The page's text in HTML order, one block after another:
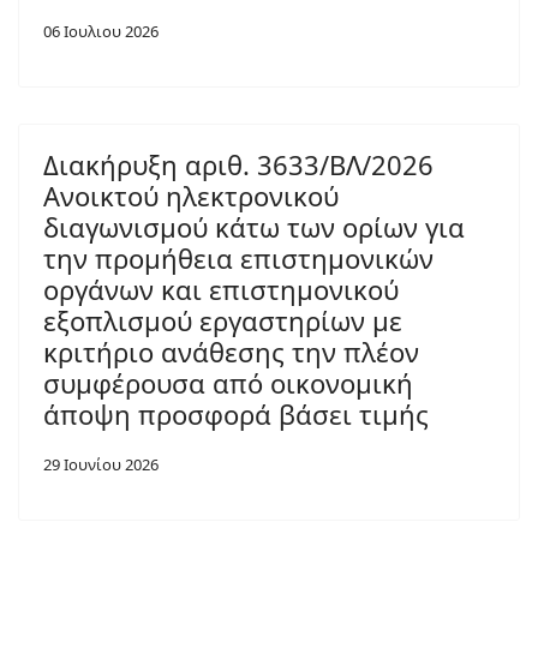
06 Ιουλιου 2026
Διακήρυξη αριθ. 3633/ΒΛ/2026
Ανοικτού ηλεκτρονικού
διαγωνισμού κάτω των ορίων για
την προμήθεια επιστημονικών
οργάνων και επιστημονικού
εξοπλισμού εργαστηρίων με
κριτήριο ανάθεσης την πλέον
συμφέρουσα από οικονομική
άποψη προσφορά βάσει τιμής
29 Ιουνίου 2026